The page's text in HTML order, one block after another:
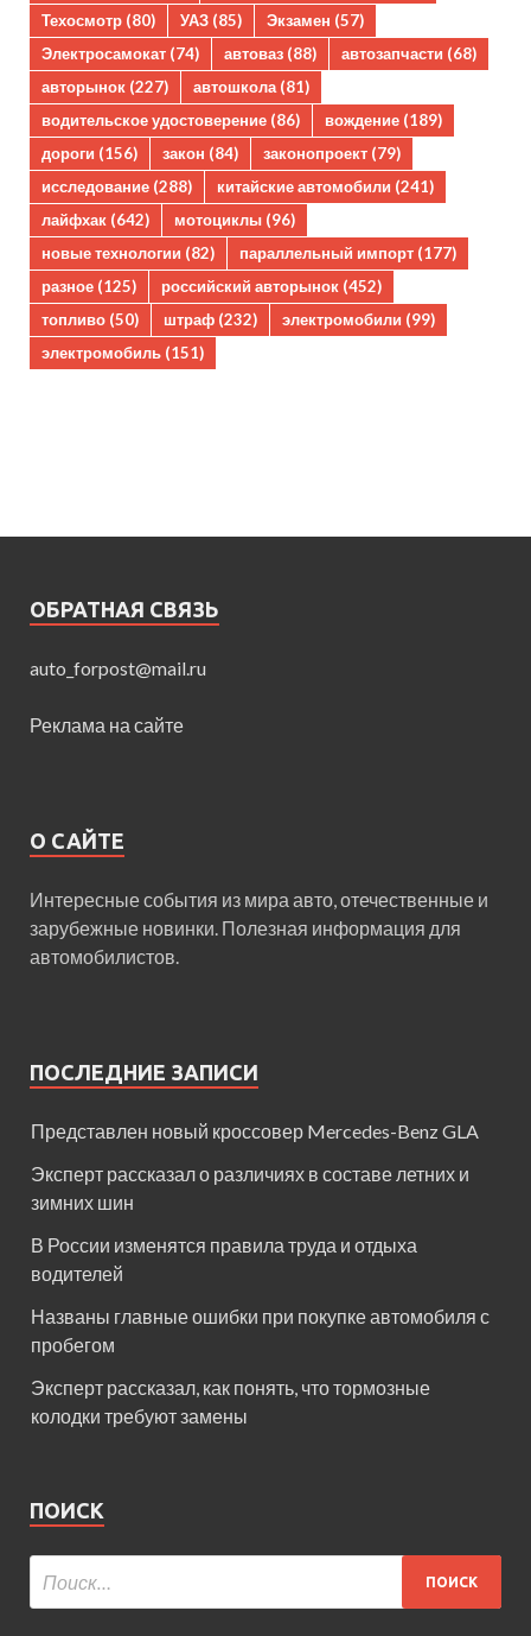
Техосмотр (80) УАЗ (85) Экзамен (57)
Электросамокат (74) автоваз (88) автозапчасти (68)
авторынок (227) автошкола(81)
водительское удостоверение (86) вождение (189)
дороги (156) закон (84) законопроект (79)
исследование (288) китайские автомобили (241)
лайфхак (642) мотоциклы (96)
новые технологии (82) параллельный импорт (177)
разное (125) российский авторынок (452)
топливо (50) штраф (232) электромобили (99)
электромобиль (151)
ОБРАТНАЯ СВЯЗЬ
auto_forpost@mail.ru
Реклама на сайте
О САЙТЕ
Интересные события из мира авто, отечественные и
зарубежные новинки. Полезная информация для
автомобилистов.
ПОСЛЕДНИЕ ЗАПИСИ
Представлен новый кроссовер Mercedes-Benz GLA
Эксперт рассказал о различиях в составе летних и
зимних шин
В России изменятся правила труда и отдыха
водителей
Названы главные ошибки при покупке автомобиля с
пробегом
Эксперт рассказал, как понять, что тормозные
колодки требуют замены
ПОИСК